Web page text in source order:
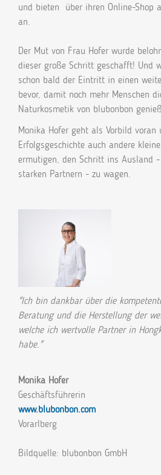
und bieten über ihren Online-Shop
an.
Der Mut von Frau Hofer wurde
dieser große Schritt geschafft! Und
schon bald der Eintritt in einen
bevor, damit noch mehr Menschen
Naturkosmetik von blubonbon
Monika Hofer geht als Vorbild
Erfolgsgeschichte auch andere
ermutigen, den Schritt ins Ausland
starken Partnern - zu wagen.
"Ich bin dankbar über die
Beratung und die Herstellung der
welche ich wertvolle Partner in
habe."
Monika Hofer
Geschäftsführerin
www.blubonbon.com
Vorarlberg
Bildquelle: blubonbon GmbH